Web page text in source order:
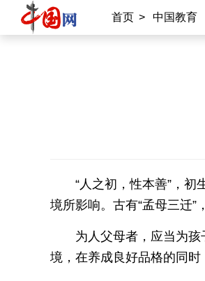
首页 > 中国教育
“人之初，性本善”，
境所影响。古有“孟母三迁”
为人父母者，应当为
境，在养成良好品格的同时